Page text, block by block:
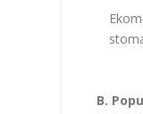
B.